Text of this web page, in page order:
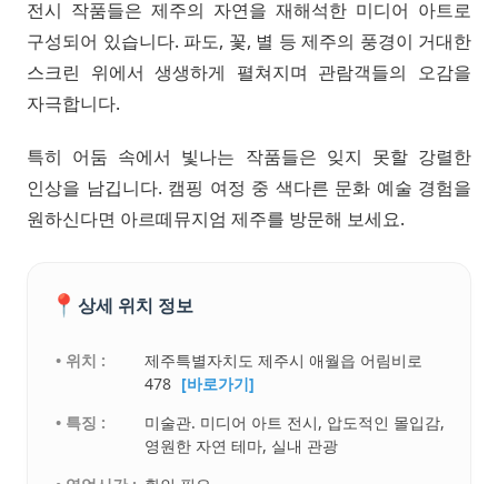
전시 작품들은 제주의 자연을 재해석한 미디어 아트로
구성되어 있습니다. 파도, 꽃, 별 등 제주의 풍경이 거대한
스크린 위에서 생생하게 펼쳐지며 관람객들의 오감을
자극합니다.
특히 어둠 속에서 빛나는 작품들은 잊지 못할 강렬한
인상을 남깁니다. 캠핑 여정 중 색다른 문화 예술 경험을
원하신다면 아르떼뮤지엄 제주를 방문해 보세요.
📍 상세 위치 정보
• 위치 :
제주특별자치도 제주시 애월읍 어림비로
478 [바로가기]
• 특징 :
미술관. 미디어 아트 전시, 압도적인 몰입감,
영원한 자연 테마, 실내 관광